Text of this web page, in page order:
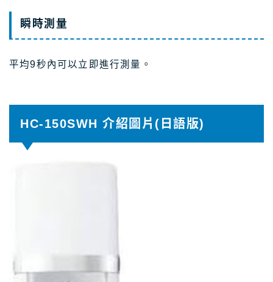
瞬時測量
平均9秒內可以立即進行測量。
HC-150SWH 介紹圖片(日語版)